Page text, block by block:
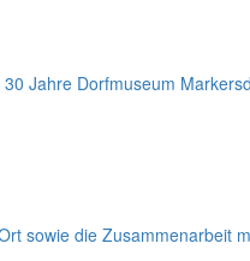
Jahre Dorfmuseum
sowie die